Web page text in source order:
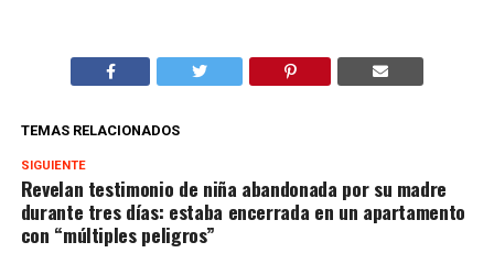
TEMAS RELACIONADOS
SIGUIENTE
Revelan testimonio de niña abandonada por su madre
durante tres días: estaba encerrada en un apartamento
con “múltiples peligros”